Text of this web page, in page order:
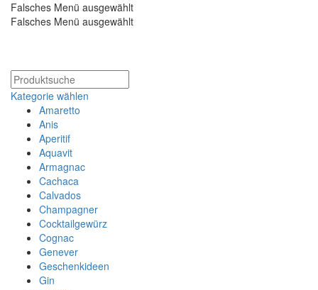
Falsches Menü ausgewählt
Falsches Menü ausgewählt
Kategorie wählen
Amaretto
Anis
Aperitif
Aquavit
Armagnac
Cachaca
Calvados
Champagner
Cocktailgewürz
Cognac
Genever
Geschenkideen
Gin